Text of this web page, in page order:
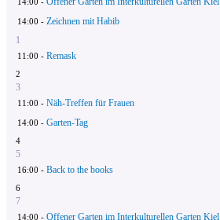
14:00 - Zeichnen mit Habib
1
11:00 - Remask
2
3
11:00 - Näh-Treffen für Frauen
14:00 - Garten-Tag
4
5
16:00 - Back to the books
6
7
14:00 - Offener Garten im Interkulturellen Garten Kiel